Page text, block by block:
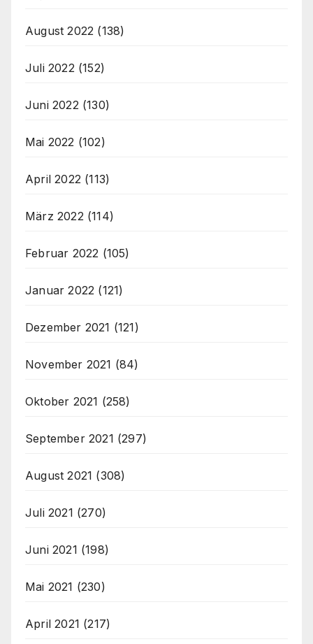
August 2022 (138)
Juli 2022 (152)
Juni 2022 (130)
Mai 2022 (102)
April 2022 (113)
März 2022 (114)
Februar 2022 (105)
Januar 2022 (121)
Dezember 2021 (121)
November 2021 (84)
Oktober 2021 (258)
September 2021 (297)
August 2021 (308)
Juli 2021 (270)
Juni 2021 (198)
Mai 2021 (230)
April 2021 (217)